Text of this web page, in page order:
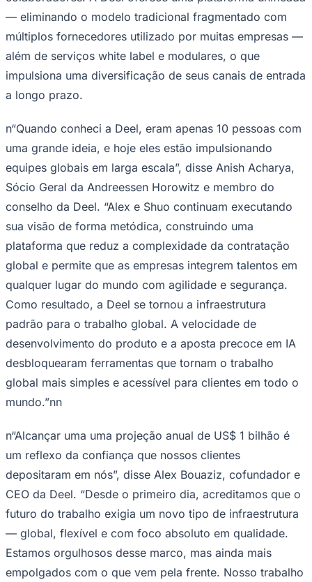
Tênis (ATP)
MLB
NHL
Atletismo
Vôlei
NBB
Competições de Futebol
Brasileirão Série A
Brasileirão Série B
Paulistão
Libertadores
Sul-Americana
Champions League
Premier League
Bundesliga
Mundial 2026
Times - Ir direto
— eliminando o modelo tradicional fragmentado com
múltiplos fornecedores utilizado por muitas empresas —
além de serviços white label e modulares, o que
impulsiona uma diversificação de seus canais de entrada
a longo prazo.
n“Quando conheci a Deel, eram apenas 10 pessoas com
uma grande ideia, e hoje eles estão impulsionando
equipes globais em larga escala”, disse Anish Acharya,
Sócio Geral da Andreessen Horowitz e membro do
conselho da Deel. “Alex e Shuo continuam executando
sua visão de forma metódica, construindo uma
plataforma que reduz a complexidade da contratação
global e permite que as empresas integrem talentos em
qualquer lugar do mundo com agilidade e segurança.
Como resultado, a Deel se tornou a infraestrutura
padrão para o trabalho global. A velocidade de
desenvolvimento do produto e a aposta precoce em IA
desbloquearam ferramentas que tornam o trabalho
global mais simples e acessível para clientes em todo o
mundo.”nn
n“Alcançar uma uma projeção anual de US$ 1 bilhão é
um reflexo da confiança que nossos clientes
depositaram em nós”, disse Alex Bouaziz, cofundador e
CEO da Deel. “Desde o primeiro dia, acreditamos que o
futuro do trabalho exigia um novo tipo de infraestrutura
— global, flexível e com foco absoluto em qualidade.
Estamos orgulhosos desse marco, mas ainda mais
empolgados com o que vem pela frente. Nosso trabalho